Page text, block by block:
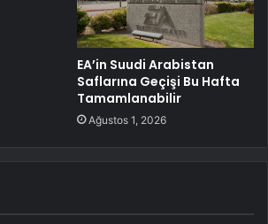
EA’in Suudi Arabistan
Saflarına Geçişi Bu Hafta
Tamamlanabilir
Ağustos 1, 2026